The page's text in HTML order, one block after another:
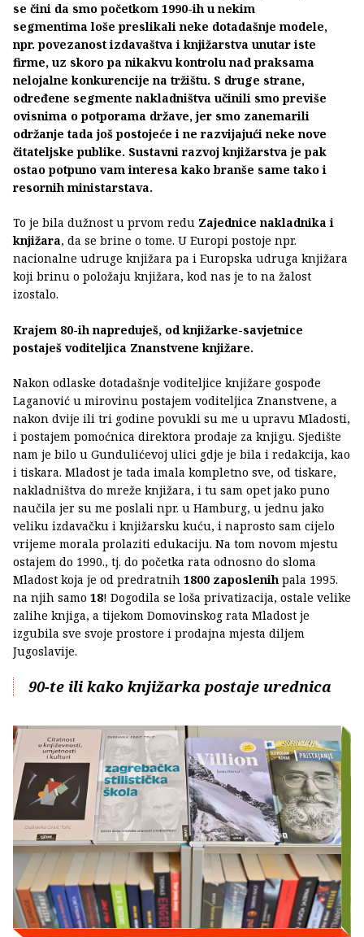
se čini da smo početkom 1990-ih u nekim
segmentima loše preslikali neke dotadašnje modele,
npr. povezanost izdavaštva i knjižarstva unutar iste
firme, uz skoro pa nikakvu kontrolu nad praksama
nelojalne konkurencije na tržištu. S druge strane,
određene segmente nakladništva učinili smo previše
ovisnima o potporama države, jer smo zanemarili
održanje tada još postojeće i ne razvijajući neke nove
čitateljske publike. Sustavni razvoj knjižarstva je pak
ostao potpuno vam interesa kako branše same tako i
resornih ministarstava.
To je bila dužnost u prvom redu Zajednice nakladnika i
knjižara, da se brine o tome. U Europi postoje npr.
nacionalne udruge knjižara pa i Europska udruga knjižara
koji brinu o položaju knjižara, kod nas je to na žalost
izostalo.
Krajem 80-ih napreduješ, od knjižarke-savjetnice
postaješ voditeljica Znanstvene knjižare.
Nakon odlaske dotadašnje voditeljice knjižare gospođe
Laganović u mirovinu postajem voditeljica Znanstvene, a
nakon dvije ili tri godine povukli su me u upravu Mladosti,
i postajem pomoćnica direktora prodaje za knjigu. Sjedište
nam je bilo u Gundulićevoj ulici gdje je bila i redakcija, kao
i tiskara. Mladost je tada imala kompletno sve, od tiskare,
nakladništva do mreže knjižara, i tu sam opet jako puno
naučila jer su me poslali npr. u Hamburg, u jednu jako
veliku izdavačku i knjižarsku kuću, i naprosto sam cijelo
vrijeme morala prolaziti edukaciju. Na tom novom mjestu
ostajem do 1990., tj. do početka rata odnosno do sloma
Mladost koja je od predratnih 1800 zaposlenih pala 1995.
na njih samo 18! Dogodila se loša privatizacija, ostale velike
zalihe knjiga, a tijekom Domovinskog rata Mladost je
izgubila sve svoje prostore i prodajna mjesta diljem
Jugoslavije.
90-te ili kako knjižarka postaje urednica